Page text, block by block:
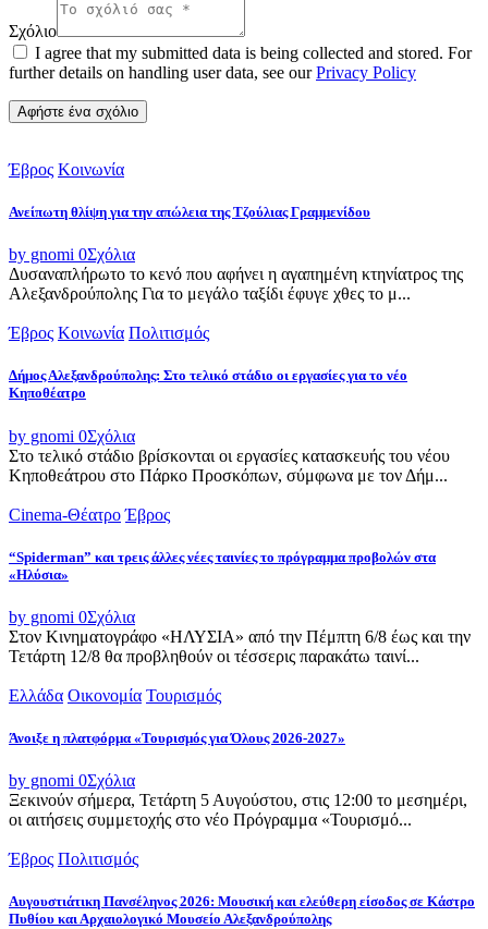
Σχόλιο
I agree that my submitted data is being collected and stored. For
further details on handling user data, see ourPrivacy Policy
Έβρος Κοινωνία
Ανείπωτη θλίψη για την απώλεια της Τζούλιας Γραμμενίδου
by gnomi 0Σχόλια
Δυσαναπλήρωτο το κενό που αφήνει η αγαπημένη κτηνίατρος της
Αλεξανδρούπολης Για το μεγάλο ταξίδι έφυγε χθες το μ...
Έβρος Κοινωνία Πολιτισμός
Δήμος Αλεξανδρούπολης: Στο τελικό στάδιο οι εργασίες για το νέο
Κηποθέατρο
by gnomi 0Σχόλια
Στο τελικό στάδιο βρίσκονται οι εργασίες κατασκευής του νέου
Κηποθεάτρου στο Πάρκο Προσκόπων, σύμφωνα με τον Δήμ...
Cinema-Θέατρο Έβρος
“Spiderman” και τρεις άλλες νέες ταινίες το πρόγραμμα προβολών στα
«Ηλύσια»
by gnomi 0Σχόλια
Στον Κινηματογράφο «ΗΛΥΣΙΑ» από την Πέμπτη 6/8 έως και την
Τετάρτη 12/8 θα προβληθούν οι τέσσερις παρακάτω ταινί...
Ελλάδα Οικονομία Τουρισμός
Άνοιξε η πλατφόρμα «Τουρισμός για Όλους 2026-2027»
by gnomi 0Σχόλια
Ξεκινούν σήμερα, Τετάρτη 5 Αυγούστου, στις 12:00 το μεσημέρι,
οι αιτήσεις συμμετοχής στο νέο Πρόγραμμα «Τουρισμό...
Έβρος Πολιτισμός
Αυγουστιάτικη Πανσέληνος 2026: Μουσική και ελεύθερη είσοδος σε Κάστρο
Πυθίου και Αρχαιολογικό Μουσείο Αλεξανδρούπολης